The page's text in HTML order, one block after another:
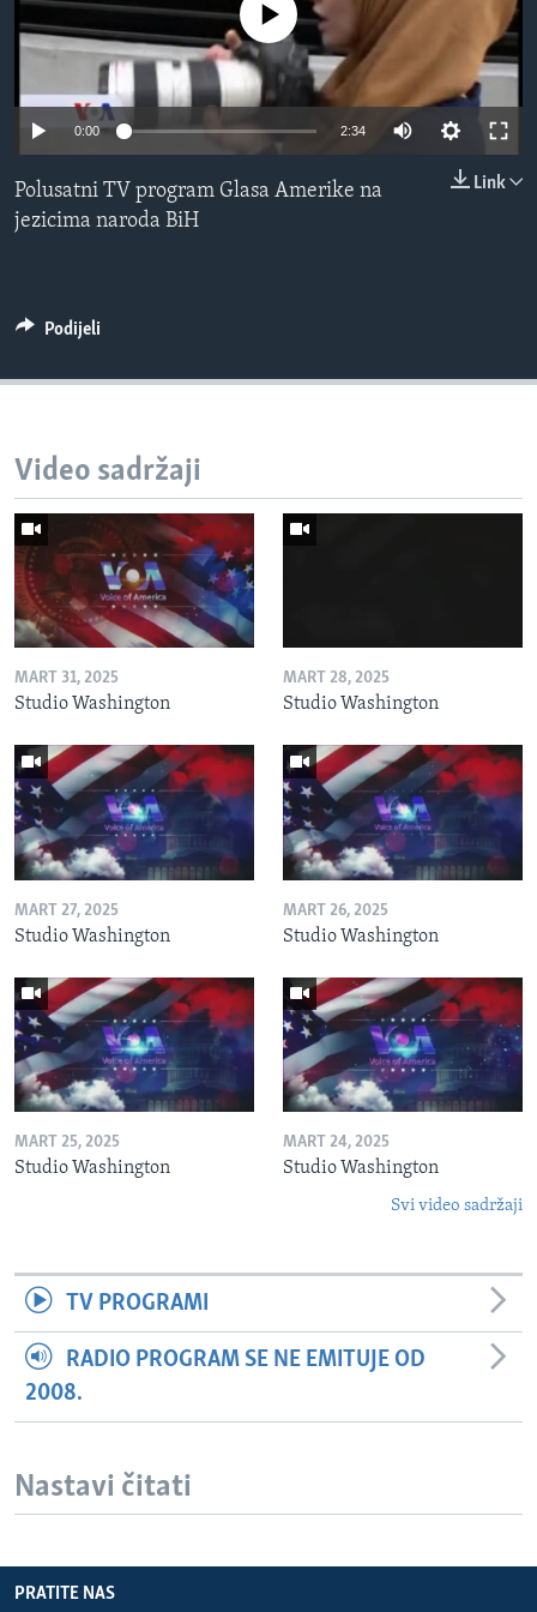
MAGAZIN
O GLASU AMERIKE
Learning English
PRATITE NAS
No media source currently available
0:00 2:34
Link
Polusatni TV program Glasa Amerike na
jezicima naroda BiH
Podijeli
Video sadržaji
MART 31, 2025
Studio Washington
MART 28, 2025
Studio Washington
MART 27, 2025
Studio Washington
MART 26, 2025
Studio Washington
MART 25, 2025
Studio Washington
MART 24, 2025
Studio Washington
Svi video sadržaji
TV PROGRAMI
RADIO PROGRAM SE NE EMITUJE OD
2008.
Nastavi čitati
PRATITE NAS